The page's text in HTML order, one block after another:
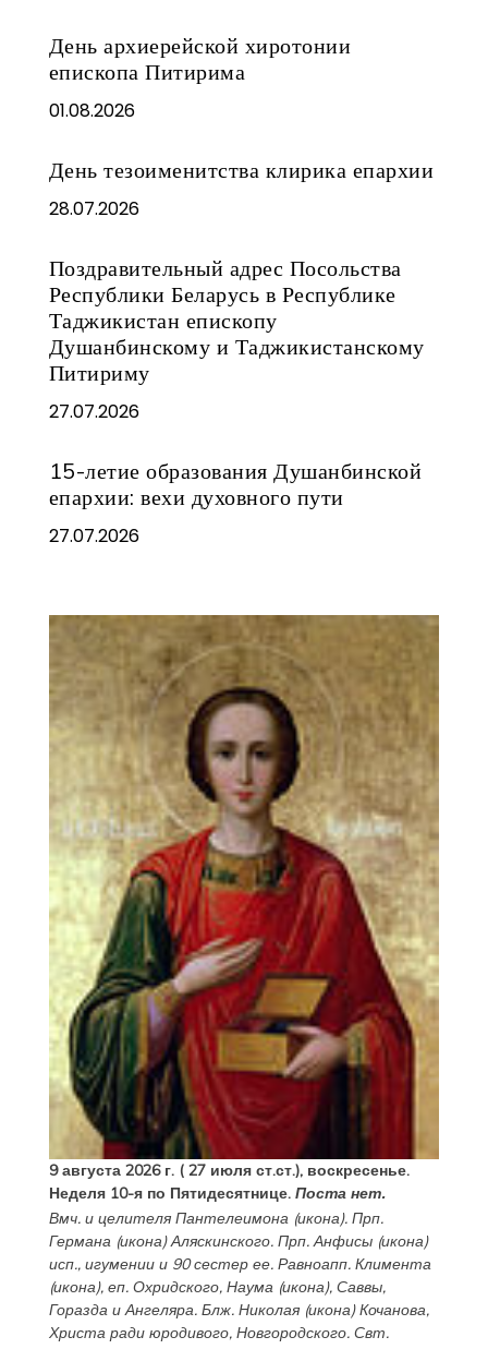
День архиерейской хиротонии
епископа Питирима
01.08.2026
День тезоименитства клирика епархии
28.07.2026
Поздравительный адрес Посольства
Республики Беларусь в Республике
Таджикистан епископу
Душанбинскому и Таджикистанскому
Питириму
27.07.2026
15-летие образования Душанбинской
епархии: вехи духовного пути
27.07.2026
9 августа 2026 г. ( 27 июля ст.ст.), воскресенье.
Неделя 10-я по Пятидесятнице. Поста нет.
Вмч. и целителя Пантелеимона(икона). Прп.
Германа(икона) Аляскинского. Прп.Анфисы(икона)
исп., игумении и 90 сестер ее. Равноапп. Климента
(икона), еп. Охридского, Наума(икона), Саввы,
ГораздаиАнгеляра. Блж. Николая(икона) Кочанова,
Христа ради юродивого, Новгородского. Свт.